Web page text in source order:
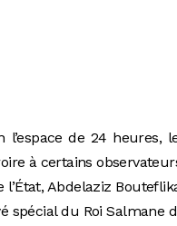
l’espace de 24 heures,
à certains
l’État, Abdelaziz
spécial du Roi